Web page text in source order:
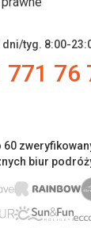
dni/tyg. 8:00-
771 76
biur